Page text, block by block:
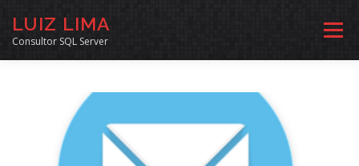
LUIZ LIMA
Consultor SQL Server
Menu
MENTORIA SQL CURSOS EXERCÍCIOS SQL
INÍCIO ARQUIVO LINKS COMUNIDADE